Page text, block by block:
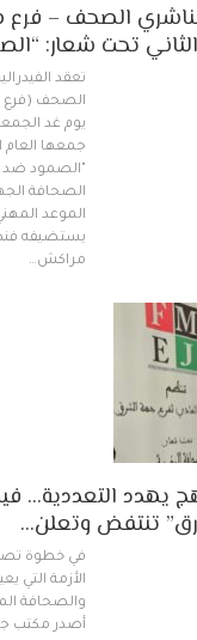
لناشري الصحف –
تحت شعار:
تعقد
الصحف (فرع
جمعها العام
"الصمود
الصحافة
الموعد
يستضيفه
مراكش…
يهدد التعددية…
تنتفض وتعلن…
في خطوة
الأزمة التي
والصحافة
أصدر مكتب